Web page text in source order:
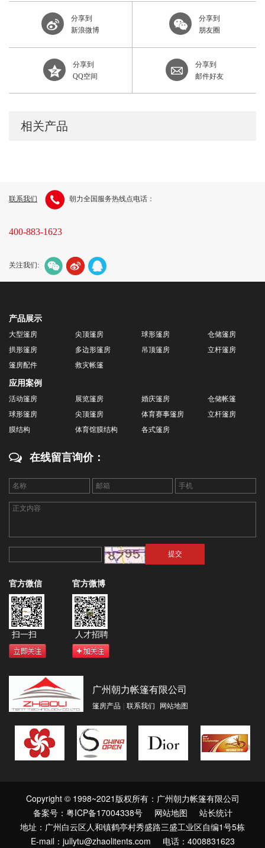
分享到
新浪微博
分享到
朋友圈
分享到
QQ空间
分享到
邮件好友
相关产品
联系我们 朝力全国服务热线点电话：
400-883-1623
关注我们:
产品展示
大型篷房 尖顶篷房 球形篷房
仓储篷房
拱形篷房
多边形篷房 吊顶篷房
立杆篷房
篷房配件
救灾帐篷
应用案例
活动篷房 展览篷房 婚庆篷房
仓储帐篷
球形篷房
尖顶篷房 体育赛事篷房
立杆篷房
膜结构
体育馆膜结构 各式篷房
在线留言询价：
官方微信
扫一扫
官方微博
人才招聘
广州朝力帐篷有限公司
篷房产品 联系我们 网站地图
Copyright © 1998~2021版权所有：广州朝力帐篷有限公司
备案号：粤ICP备17004338号
网站地图
站长统计
地址：广州白云区人和镇鹤亭村秀盛路三盛工业区自编1号5栋
E-mail：jullytu@zhaolitents.com 电话：4008831623